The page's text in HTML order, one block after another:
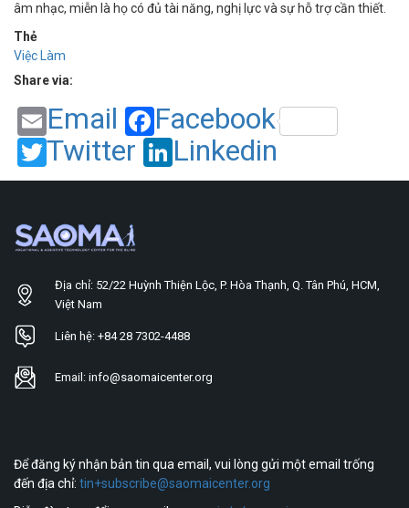
âm nhạc, miễn là họ có đủ tài năng, nghị lực và sự hỗ trợ cần thiết.
Thẻ
Việc Làm
Share via:
Email
Facebook
Twitter
Linkedin
Địa chỉ: 52/22 Huỳnh Thiện Lộc, P. Hòa Thạnh, Q. Tân Phú, HCM,
Việt Nam
Liên hệ: +84 28 7302-4488
Email: info@saomaicenter.org
Để đăng ký nhận bản tin qua email, vui lòng gửi một email trống
đến địa chỉ: tin+subscribe@saomaicenter.org